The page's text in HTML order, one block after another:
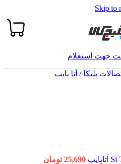
Skip to
جهت استعلام
پلیکا/ آتا پایپ
25,690 تومان